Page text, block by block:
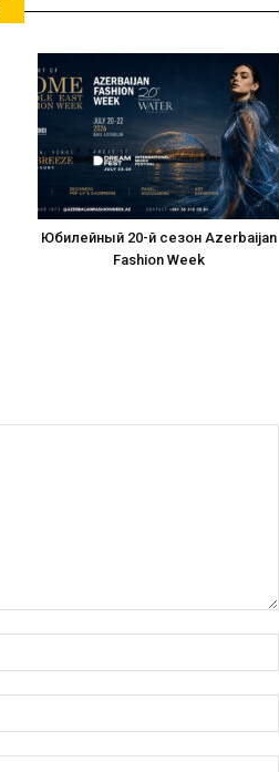
Юбилейный 20-й сезон Azerbaijan
Fashion Week